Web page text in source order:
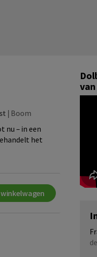
| Boom
nu – in een
het